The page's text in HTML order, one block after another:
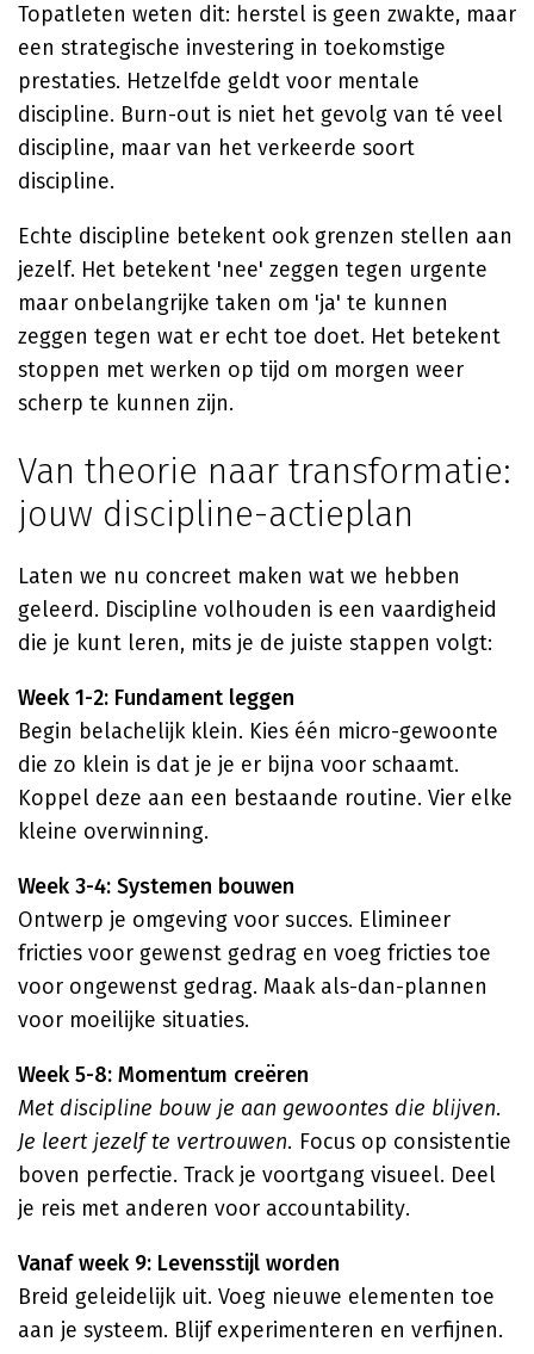
Topatleten weten dit: herstel is geen zwakte, maar
een strategische investering in toekomstige
prestaties. Hetzelfde geldt voor mentale
discipline. Burn-out is niet het gevolg van té veel
discipline, maar van het verkeerde soort
discipline.
Echte discipline betekent ook grenzen stellen aan
jezelf. Het betekent 'nee' zeggen tegen urgente
maar onbelangrijke taken om 'ja' te kunnen
zeggen tegen wat er echt toe doet. Het betekent
stoppen met werken op tijd om morgen weer
scherp te kunnen zijn.
Van theorie naar transformatie:
jouw discipline-actieplan
Laten we nu concreet maken wat we hebben
geleerd. Discipline volhouden is een vaardigheid
die je kunt leren, mits je de juiste stappen volgt:
Week 1-2: Fundament leggen
Begin belachelijk klein. Kies één micro-gewoonte
die zo klein is dat je je er bijna voor schaamt.
Koppel deze aan een bestaande routine. Vier elke
kleine overwinning.
Week 3-4: Systemen bouwen
Ontwerp je omgeving voor succes. Elimineer
fricties voor gewenst gedrag en voeg fricties toe
voor ongewenst gedrag. Maak als-dan-plannen
voor moeilijke situaties.
Week 5-8: Momentum creëren
Met discipline bouw je aan gewoontes die blijven.
Je leert jezelf te vertrouwen. Focus op consistentie
boven perfectie. Track je voortgang visueel. Deel
je reis met anderen voor accountability.
Vanaf week 9: Levensstijl worden
Breid geleidelijk uit. Voeg nieuwe elementen toe
aan je systeem. Blijf experimenteren en verfijnen.